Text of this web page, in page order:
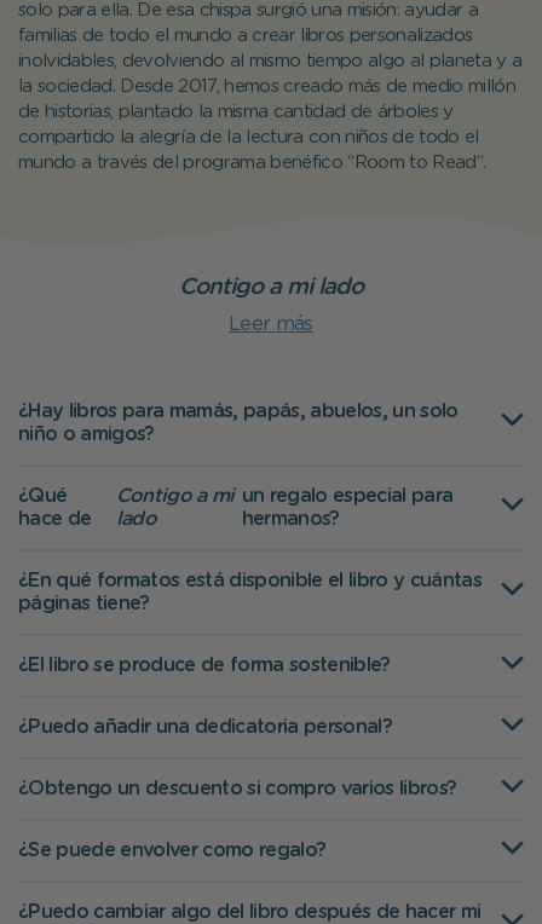
solo para ella. De esa chispa surgió una misión: ayudar a
familias de todo el mundo a crear libros personalizados
inolvidables, devolviendo al mismo tiempo algo al planeta y a
la sociedad. Desde 2017, hemos creado más de medio millón
de historias, plantado la misma cantidad de árboles y
compartido la alegría de la lectura con niños de todo el
mundo a través del programa benéfico “Room to Read”.
Contigo a mi lado
Leer más
¿Hay libros para mamás, papás, abuelos, un solo
niño o amigos?
¿Qué
hace de
Contigo a mi
lado
un regalo especial para
hermanos?
¿En qué formatos está disponible el libro y cuántas
páginas tiene?
¿El libro se produce de forma sostenible?
¿Puedo añadir una dedicatoria personal?
¿Obtengo un descuento si compro varios libros?
¿Se puede envolver como regalo?
¿Puedo cambiar algo del libro después de hacer mi